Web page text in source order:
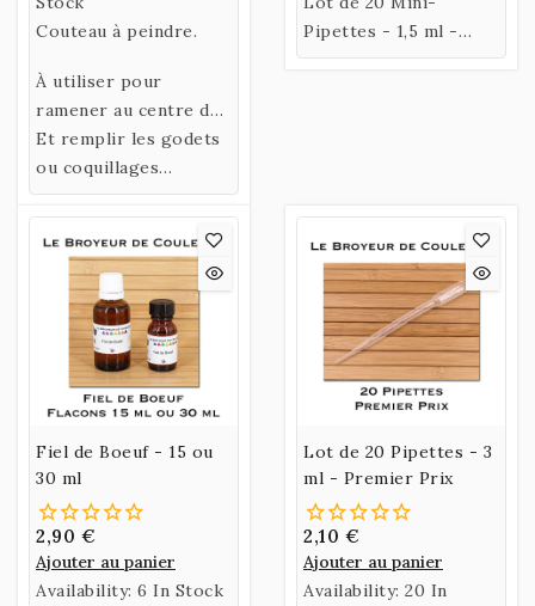
Couteau à peindre.
À utiliser pour
ramener au centre de
la plaque le pigment
lors des broyages.
Et remplir les godets
ou coquillages
(Prévoir 2 couteaux,
un pour ramasser la
couleur et l'autre
pour la pousser dans
le contenant)
Pipettes - 1,5 ml -
6,5 Cm - Premier Prix
Fiel de Boeuf - 15 ou
30 ml
2,90 €
Ajouter au panier
Availability: 6 In Stock
Lot de 20 Pipettes - 3
ml - Premier Prix
2,10 €
Ajouter au panier
Availability: 20 In